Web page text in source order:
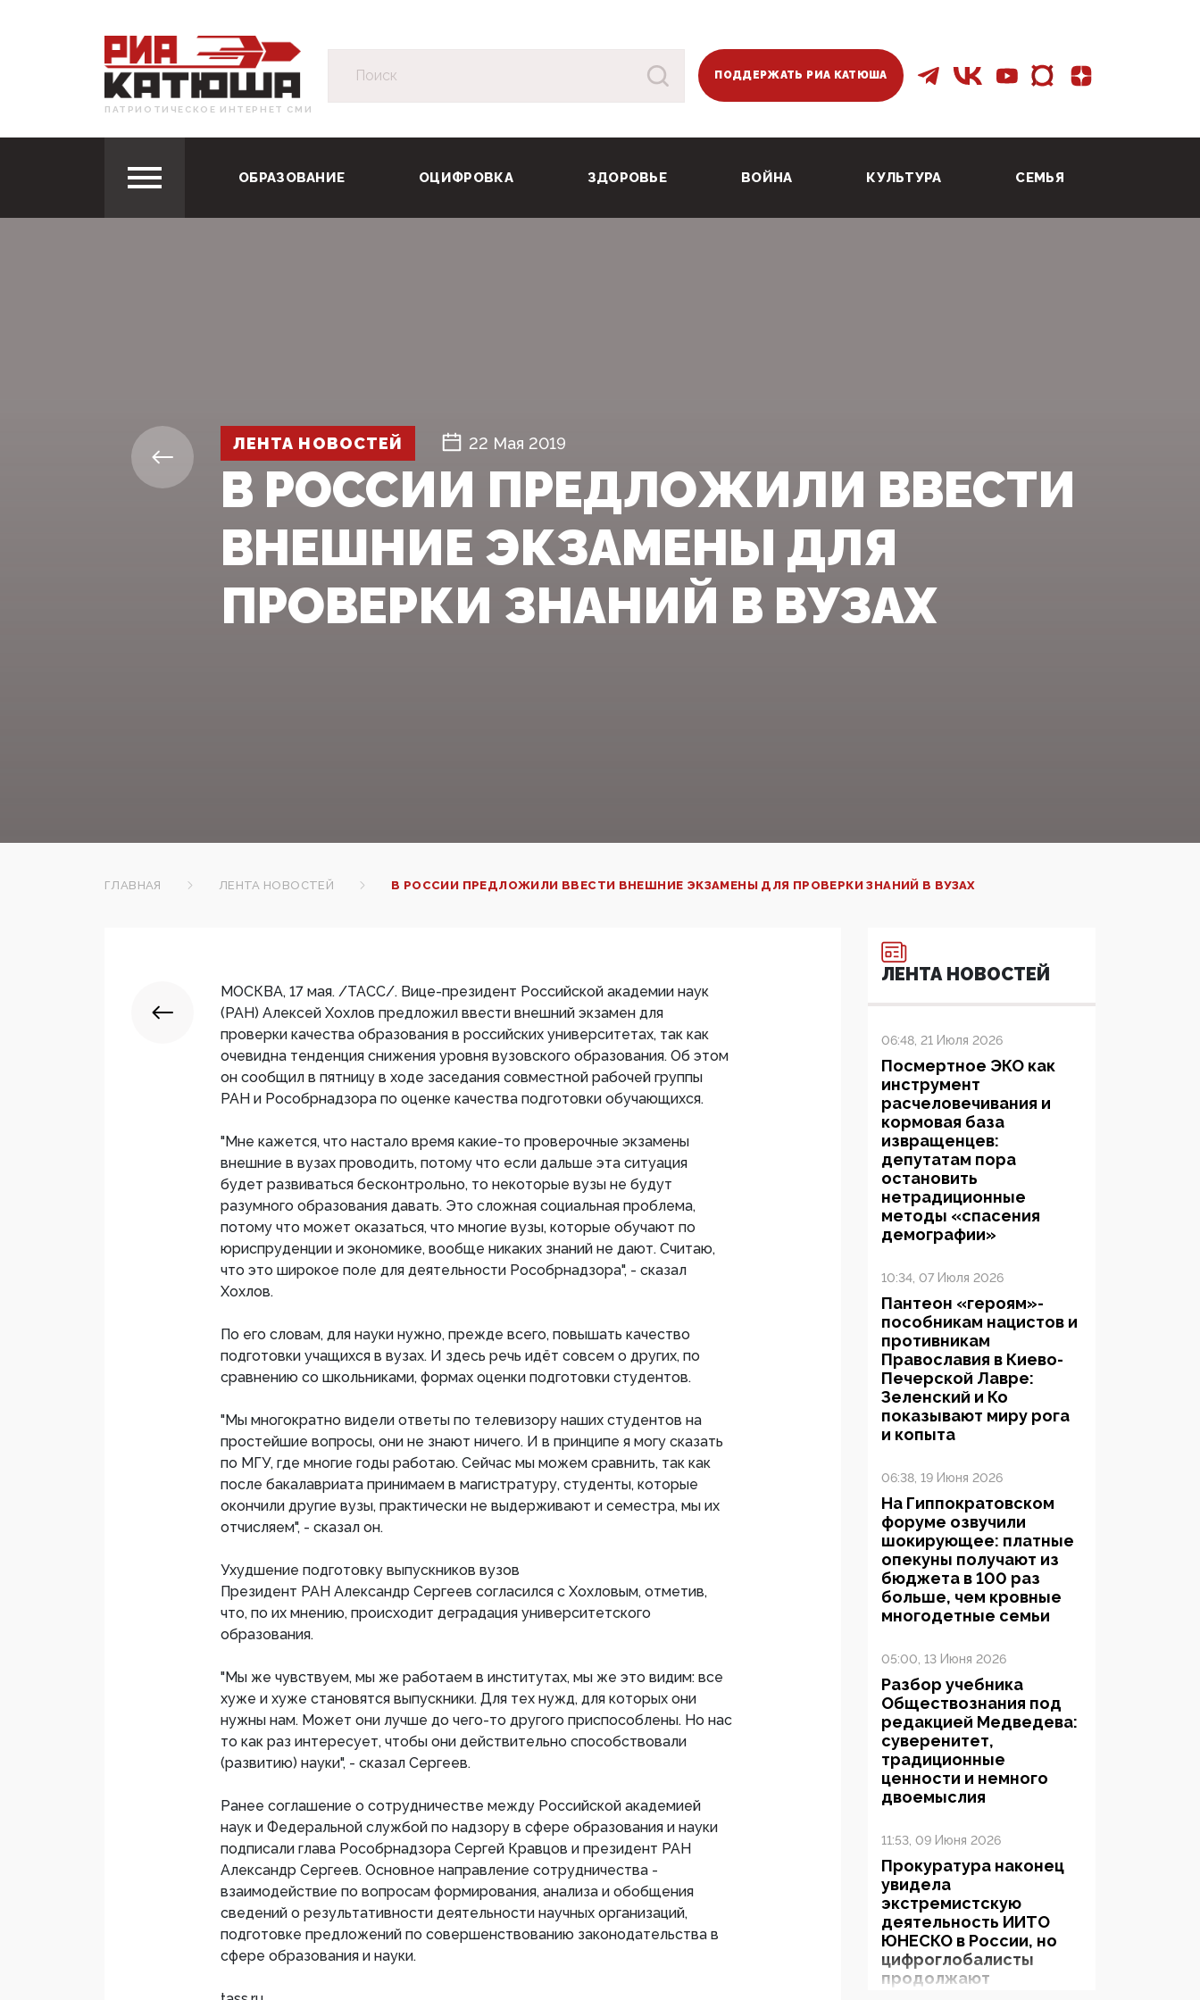
ПАТРИОТИЧЕСКОЕ ИНТЕРНЕТ СМИ
ПОДДЕРЖАТЬ РИА КАТЮША
ОБРАЗОВАНИЕ ОЦИФРОВКА ЗДОРОВЬЕ ВОЙНА КУЛЬТУРА СЕМЬЯ
ЛЕНТА НОВОСТЕЙ 22 Мая 2019
В РОССИИ ПРЕДЛОЖИЛИ ВВЕСТИ
ВНЕШНИЕ ЭКЗАМЕНЫ ДЛЯ
ПРОВЕРКИ ЗНАНИЙ В ВУЗАХ
ГЛАВНАЯ ЛЕНТА НОВОСТЕЙ В РОССИИ ПРЕДЛОЖИЛИ ВВЕСТИ ВНЕШНИЕ ЭКЗАМЕНЫ ДЛЯ ПРОВЕРКИ ЗНАНИЙ В ВУЗАХ
МОСКВА, 17 мая. /ТАСС/. Вице-президент Российской академии наук
(РАН) Алексей Хохлов предложил ввести внешний экзамен для
проверки качества образования в российских университетах, так как
очевидна тенденция снижения уровня вузовского образования. Об этом
он сообщил в пятницу в ходе заседания совместной рабочей группы
РАН и Рособрнадзора по оценке качества подготовки обучающихся.
"Мне кажется, что настало время какие-то проверочные экзамены
внешние в вузах проводить, потому что если дальше эта ситуация
будет развиваться бесконтрольно, то некоторые вузы не будут
разумного образования давать. Это сложная социальная проблема,
потому что может оказаться, что многие вузы, которые обучают по
юриспруденции и экономике, вообще никаких знаний не дают. Считаю,
что это широкое поле для деятельности Рособрнадзора", - сказал
Хохлов.
По его словам, для науки нужно, прежде всего, повышать качество
подготовки учащихся в вузах. И здесь речь идёт совсем о других, по
сравнению со школьниками, формах оценки подготовки студентов.
"Мы многократно видели ответы по телевизору наших студентов на
простейшие вопросы, они не знают ничего. И в принципе я могу сказать
по МГУ, где многие годы работаю. Сейчас мы можем сравнить, так как
после бакалавриата принимаем в магистратуру, студенты, которые
окончили другие вузы, практически не выдерживают и семестра, мы их
отчисляем", - сказал он.
Ухудшение подготовку выпускников вузов
Президент РАН Александр Сергеев согласился с Хохловым, отметив,
что, по их мнению, происходит деградация университетского
образования.
"Мы же чувствуем, мы же работаем в институтах, мы же это видим: все
хуже и хуже становятся выпускники. Для тех нужд, для которых они
нужны нам. Может они лучше до чего-то другого приспособлены. Но нас
то как раз интересует, чтобы они действительно способствовали
(развитию) науки", - сказал Сергеев.
Ранее соглашение о сотрудничестве между Российской академией
наук и Федеральной службой по надзору в сфере образования и науки
подписали глава Рособрнадзора Сергей Кравцов и президент РАН
Александр Сергеев. Основное направление сотрудничества -
взаимодействие по вопросам формирования, анализа и обобщения
сведений о результативности деятельности научных организаций,
подготовке предложений по совершенствованию законодательства в
сфере образования и науки.
ЛЕНТА НОВОСТЕЙ
06:48, 21 Июля 2026
Посмертное ЭКО как
инструмент
расчеловечивания и
кормовая база
извращенцев:
депутатам пора
остановить
нетрадиционные
методы «спасения
демографии»
10:34, 07 Июля 2026
Пантеон «героям»-
пособникам нацистов и
противникам
Православия в Киево-
Печерской Лавре:
Зеленский и Ко
показывают миру рога
и копыта
06:38, 19 Июня 2026
На Гиппократовском
форуме озвучили
шокирующее: платные
опекуны получают из
бюджета в 100 раз
больше, чем кровные
многодетные семьи
05:00, 13 Июня 2026
Разбор учебника
Обществознания под
редакцией Медведева:
суверенитет,
традиционные
ценности и немного
двоемыслия
11:53, 09 Июня 2026
Прокуратура наконец
увидела
экстремистскую
деятельность ИИТО
ЮНЕСКО в России, но
цифроглобалисты
продолжают